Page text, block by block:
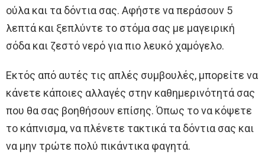
ούλα και τα δόντια σας. Αφήστε να περάσουν 5
λεπτά και ξεπλύντε το στόμα σας με μαγειρική
σόδα και ζεστό νερό για πιο λευκό χαμόγελο.
Εκτός από αυτές τις απλές συμβουλές, μπορείτε να
κάνετε κάποιες αλλαγές στην καθημερινότητά σας
που θα σας βοηθήσουν επίσης. Όπως το να κόψετε
το κάπνισμα, να πλένετε τακτικά τα δόντια σας και
να μην τρώτε πολύ πικάντικα φαγητά.